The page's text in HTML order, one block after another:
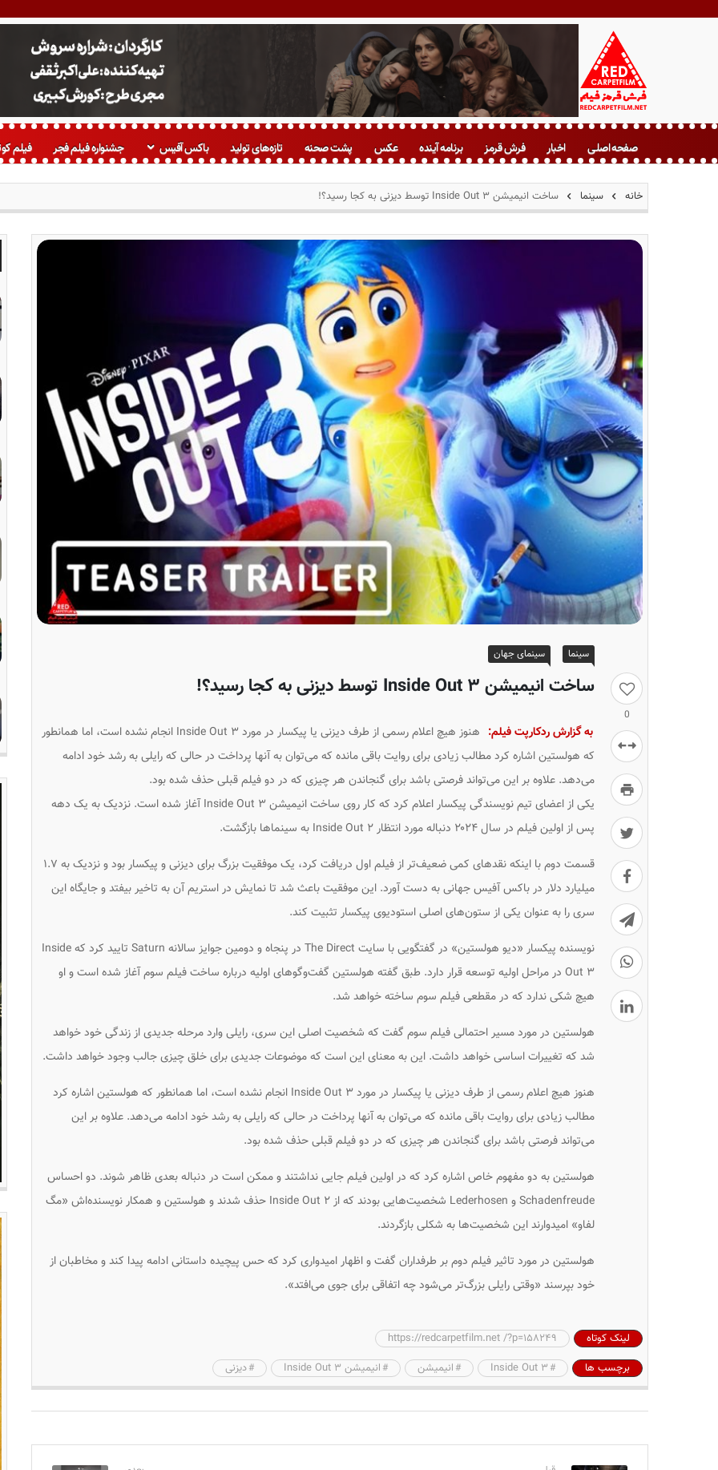
ف
ش
م
ز
صفحه اصلی اخبار فرش قرمز برنامه آینده عکس پشت صحنه تازه‌های تولید باکس آفیس جشنواره فیلم فجر فیلم
خانه سینما ساخت انیمیشن Inside Out ۳ توسط دیزنی به کجا رسید؟!
0
سینما سینمای جهان
ساخت انیمیشن Inside Out ۳ توسط دیزنی به کجا رسید؟!
به گزارش ردکارپت فیلم:
هنوز هیچ اعلام رسمی از طرف دیزنی یا پیکسار در مورد Inside Out ۳ انجام نشده است، اما همانطور
که هولستین اشاره کرد مطالب زیادی برای روایت باقی مانده که می‌توان به آنها پرداخت در حالی که رایلی به رشد خود ادامه
می‌دهد. علاوه بر این می‌تواند فرصتی باشد برای گنجاندن هر چیزی که در دو فیلم قبلی حذف شده بود.
یکی از اعضای تیم نویسندگی پیکسار اعلام کرد که کار روی ساخت انیمیشن Inside Out ۳ آغاز شده است. نزدیک به یک دهه
پس از اولین فیلم در سال ۲۰۲۴ دنباله مورد انتظار Inside Out ۲ به سینماها بازگشت.
قسمت دوم با اینکه نقدهای کمی ضعیف‌تر از فیلم اول دریافت کرد، یک موفقیت بزرگ برای دیزنی و پیکسار بود و نزدیک به ۱.۷
میلیارد دلار در باکس آفیس جهانی به دست آورد. این موفقیت باعث شد تا نمایش در استریم آن به تاخیر بیفتد و جایگاه این
سری را به عنوان یکی از ستون‌های اصلی استودیوی پیکسار تثبیت کند.
نویسنده پیکسار «دیو هولستین» در گفتگویی با سایت The Direct در پنجاه و دومین جوایز سالانه Saturn تایید کرد که Inside
Out ۳ در مراحل اولیه توسعه قرار دارد. طبق گفته هولستین گفت‌وگوهای اولیه درباره ساخت فیلم سوم آغاز شده است و او
هیچ شکی ندارد که در مقطعی فیلم سوم ساخته خواهد شد.
هولستین در مورد مسیر احتمالی فیلم سوم گفت که شخصیت اصلی این سری، رایلی وارد مرحله جدیدی از زندگی خود خواهد
شد که تغییرات اساسی خواهد داشت. این به معنای این است که موضوعات جدیدی برای خلق چیزی جالب وجود خواهد داشت.
هنوز هیچ اعلام رسمی از طرف دیزنی یا پیکسار در مورد Inside Out ۳ انجام نشده است، اما همانطور که هولستین اشاره کرد
مطالب زیادی برای روایت باقی مانده که می‌توان به آنها پرداخت در حالی که رایلی به رشد خود ادامه می‌دهد. علاوه بر این
می‌تواند فرصتی باشد برای گنجاندن هر چیزی که در دو فیلم قبلی حذف شده بود.
هولستین به دو مفهوم خاص اشاره کرد که در اولین فیلم جایی نداشتند و ممکن است در دنباله بعدی ظاهر شوند. دو احساس
Schadenfreude و Lederhosen شخصیت‌هایی بودند که از Inside Out ۲ حذف شدند و هولستین و همکار نویسنده‌اش «مگ
لفاو» امیدوارند این شخصیت‌ها به شکلی بازگردند.
هولستین در مورد تاثیر فیلم دوم بر طرفداران گفت و اظهار امیدواری کرد که حس پیچیده داستانی ادامه پیدا کند و مخاطبان از
خود بپرسند «وقتی رایلی بزرگ‌تر می‌شود چه اتفاقی برای جوی می‌افتد».
لینک کوتاه
https://redcarpetfilm.net /?p=158249
برچسب ها
Inside Out ۳ انیمیشن انیمیشن Inside Out ۳ دیزنی